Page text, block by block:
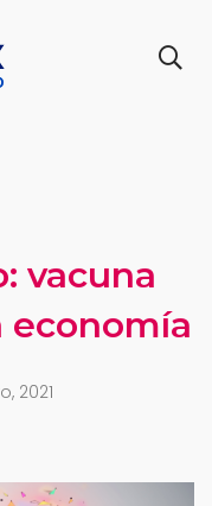
vacuna
economía
2021